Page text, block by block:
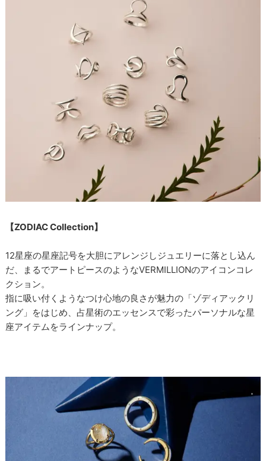
【ZODIAC Collection】
12星座の星座記号を大胆にアレンジしジュエリーに落とし込ん
だ、まるでアートピースのようなVERMILLIONのアイコンコレ
クション。
指に吸い付くようなつけ心地の良さが魅力の「ゾディアックリ
ング」をはじめ、占星術のエッセンスで彩ったパーソナルな星
座アイテムをラインナップ。